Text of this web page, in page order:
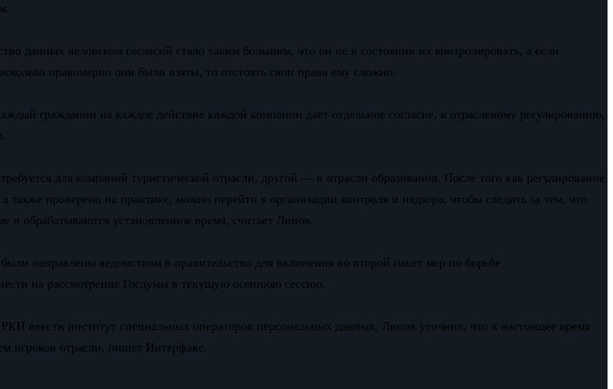
данных человеком согласий стало таким большим, что он не в состоянии их контролировать, а если
правомерно они были взяты, то отстоять свои права ему сложно.
гражданин на каждое действие каждой компании дает отдельное согласие, к отраслевому регулированию,
для компаний туристической отрасли, другой — в отрасли образования. После того как регулирование
также проверено на практике, можно перейти к организации контроля и надзора, чтобы следить за тем, что
и обрабатываются установленное время, считает Липов.
направлены ведомством в правительство для включения во второй пакет мер по борьбе
на рассмотрение Госдумы в текущую осеннюю сессию.
ввести институт специальных операторов персональных данных, Липов уточнил, что в настоящее время
игроков отрасли, пишет Интерфакс.